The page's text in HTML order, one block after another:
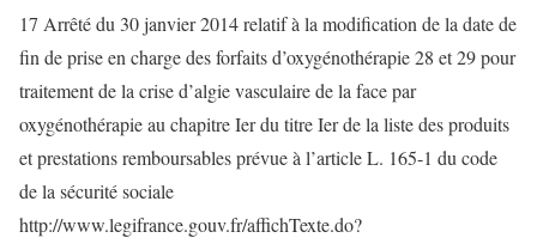
17 Arrêté du 30 janvier 2014 relatif à la modification de la date de
fin de prise en charge des forfaits d’oxygénothérapie 28 et 29 pour
traitement de la crise d’algie vasculaire de la face par
oxygénothérapie au chapitre Ier du titre Ier de la liste des produits
et prestations remboursables prévue à l’article L. 165-1 du code
de la sécurité sociale
http://www.legifrance.gouv.fr/affichTexte.do?